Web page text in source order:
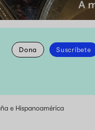
Dona Suscríbete
e Hispanoamérica